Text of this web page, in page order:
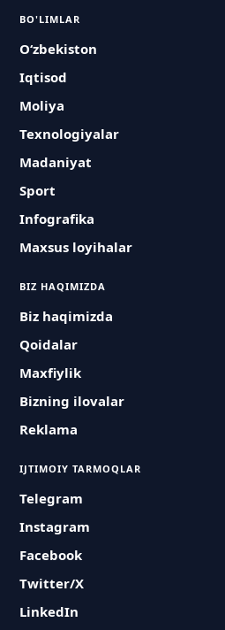
BO'LIMLAR
O‘zbekiston
Iqtisod
Moliya
Texnologiyalar
Madaniyat
Sport
Infografika
Maxsus loyihalar
BIZ HAQIMIZDA
Biz haqimizda
Qoidalar
Maxfiylik
Bizning ilovalar
Reklama
IJTIMOIY TARMOQLAR
Telegram
Instagram
Facebook
Twitter/X
LinkedIn